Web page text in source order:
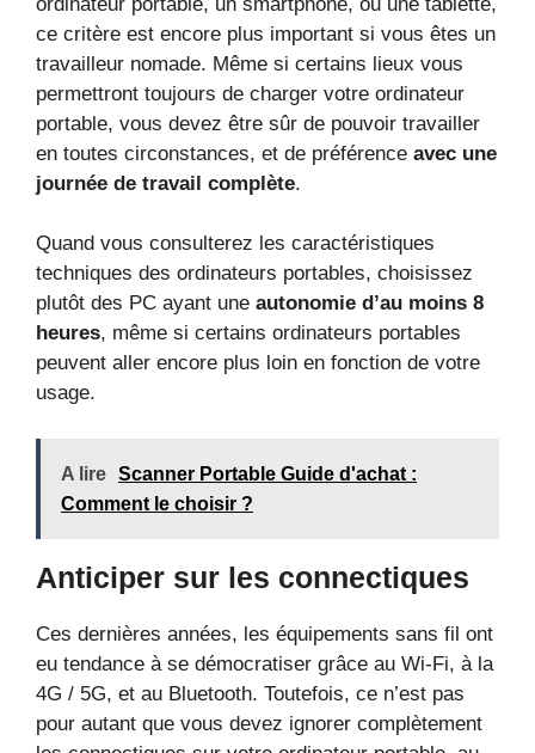
ce critère est encore plus important si vous êtes un
travailleur nomade. Même si certains lieux vous
permettront toujours de charger votre ordinateur
portable, vous devez être sûr de pouvoir travailler
en toutes circonstances, et de préférence avec une
journée de travail complète.
Quand vous consulterez les caractéristiques
techniques des ordinateurs portables, choisissez
plutôt des PC ayant une autonomie d’au moins 8
heures, même si certains ordinateurs portables
peuvent aller encore plus loin en fonction de votre
usage.
A lire Scanner Portable Guide d'achat :
Comment le choisir ?
Anticiper sur les connectiques
Ces dernières années, les équipements sans fil ont
eu tendance à se démocratiser grâce au Wi-Fi, à la
4G / 5G, et au Bluetooth. Toutefois, ce n’est pas
pour autant que vous devez ignorer complètement